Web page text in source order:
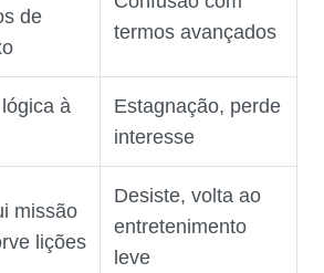
de
termos avançados
à
Estagnação, perde
interesse
missão
lições
Desiste, volta ao
entretenimento
leve